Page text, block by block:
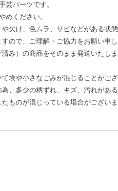
芸パーツです。
めください。
欠け、色ムラ、サビなどがある状
ので、ご理解・ご協力をお願い申し
み）の商品をそのまま発送いたし
埃や小さなごみが混じることがござ
、多少の柄ずれ、キズ、汚れがある
ものが混じっている場合がございま